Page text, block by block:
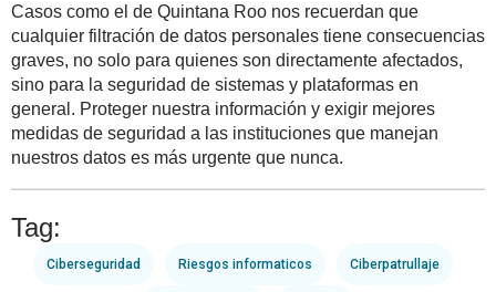
Casos como el de Quintana Roo nos recuerdan que
cualquier filtración de datos personales tiene consecuencias
graves, no solo para quienes son directamente afectados,
sino para la seguridad de sistemas y plataformas en
general. Proteger nuestra información y exigir mejores
medidas de seguridad a las instituciones que manejan
nuestros datos es más urgente que nunca.
Tag:
Ciberseguridad Riesgos informaticos Ciberpatrullaje